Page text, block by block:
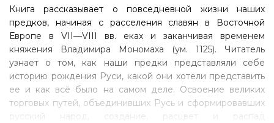
Книга рассказывает о повседневной жизни наших
предков, начиная с расселения славян в Восточной
Европе в VII—VIII вв. еках и заканчивая временем
княжения Владимира Мономаха (ум. 1125). Читатель
узнает о том, как наши предки представляли себе
историю рождения Руси, какой они хотели представить
ее и как всё было на самом деле. Освоение великих
торговых путей, объединивших Русь и сформировавших
русский народ, создание, расцвет и распад